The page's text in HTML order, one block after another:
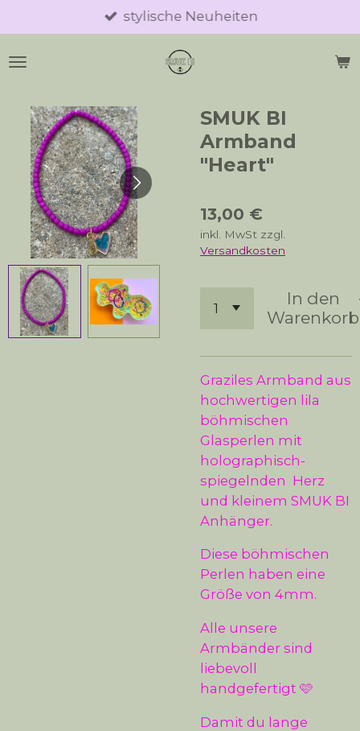
Hauptinhalt
springen
stylische Neuheiten
SMUK BI
Armband
"Heart"
13,00 €
inkl. MwSt zzgl.
Versandkosten
In den
Warenkorb
Graziles Armband aus
hochwertigen lila
böhmischen
Glasperlen mit
holographisch-
spiegelnden Herz
und kleinem SMUK BI
Anhänger.
Diese böhmischen
Perlen haben eine
Größe von 4mm.
Alle unsere
Armbänder sind
liebevoll
handgefertigt 🩷
Damit du lange